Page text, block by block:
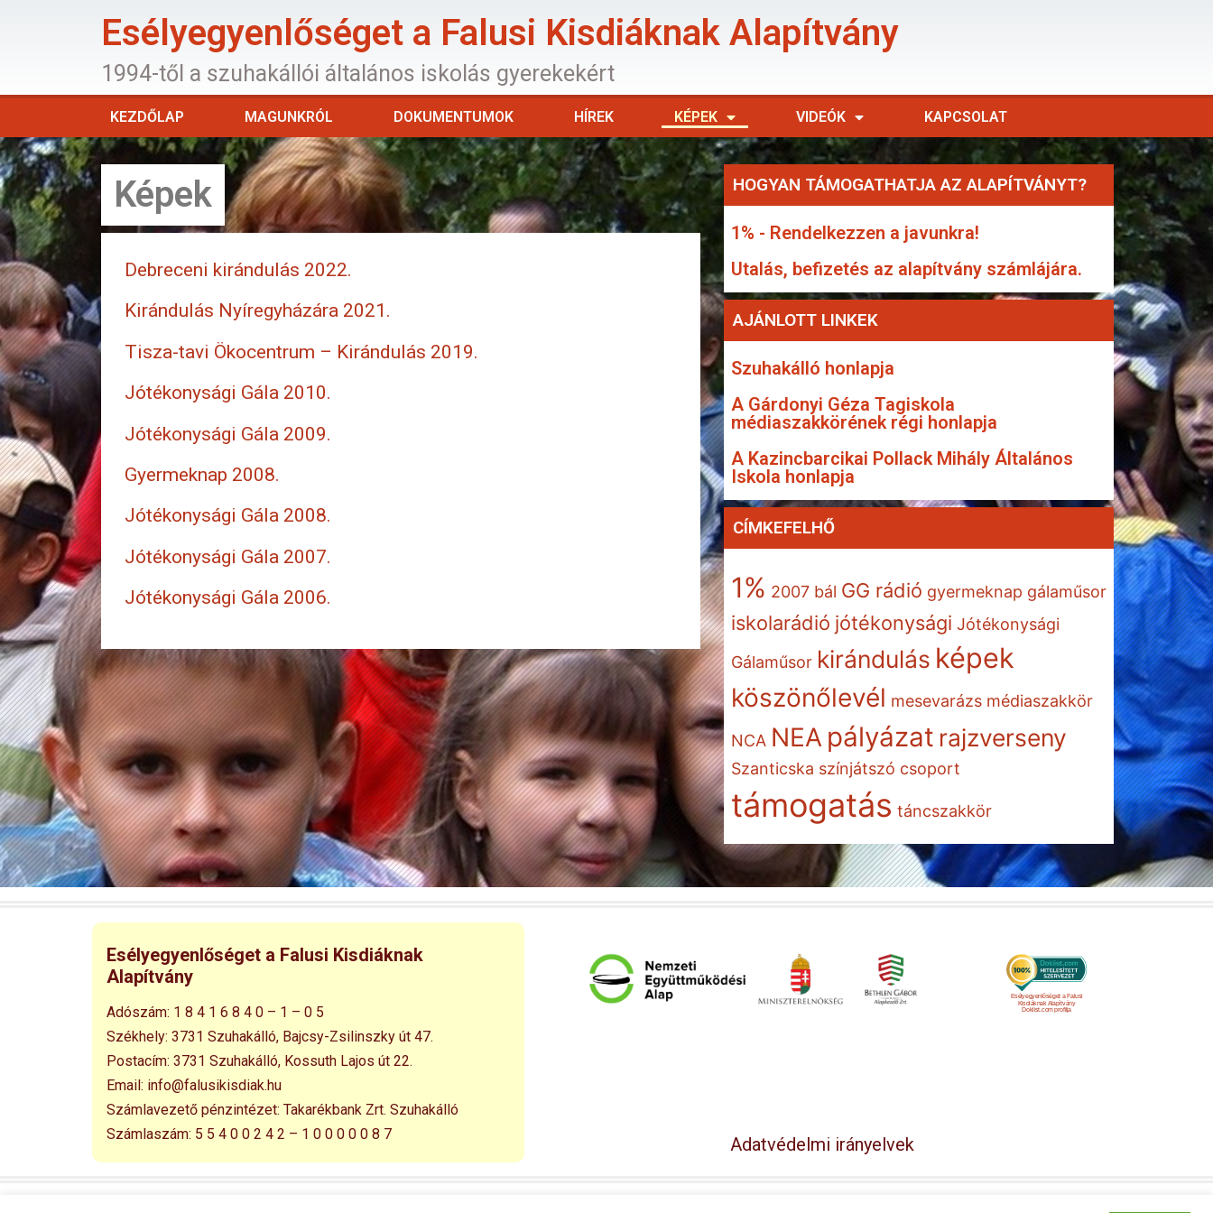
Esélyegyenlőséget a Falusi Kisdiáknak Alapítvány
1994-től a szuhakállói általános iskolás gyerekekért
KEZDŐLAP MAGUNKRÓL DOKUMENTUMOK HÍREK KÉPEK VIDEÓK KAPCSOLAT
Képek
Debreceni kirándulás 2022.
Kirándulás Nyíregyházára 2021.
Tisza-tavi Ökocentrum – Kirándulás 2019.
Jótékonysági Gála 2010.
Jótékonysági Gála 2009.
Gyermeknap 2008.
Jótékonysági Gála 2008.
Jótékonysági Gála 2007.
Jótékonysági Gála 2006.
HOGYAN TÁMOGATHATJA AZ ALAPÍTVÁNYT?
1% - Rendelkezzen a javunkra!
Utalás, befizetés az alapítvány számlájára.
AJÁNLOTT LINKEK
Szuhakálló honlapja
A Gárdonyi Géza Tagiskola
médiaszakkörének régi honlapja
A Kazincbarcikai Pollack Mihály Általános
Iskola honlapja
CÍMKEFELHŐ
1% 2007 bál GG rádió gyermeknap gálaműsor
iskolarádió jótékonysági Jótékonysági
Gálaműsor kirándulás képek
köszönőlevél mesevarázs médiaszakkör
NCA NEA pályázat rajzverseny
Szanticska színjátszó csoport
támogatás táncszakkör
Esélyegyenlőséget a Falusi Kisdiáknak
Alapítvány
Adószám: 1 8 4 1 6 8 4 0 – 1 – 0 5
Székhely: 3731 Szuhakálló, Bajcsy-Zsilinszky út 47.
Postacím: 3731 Szuhakálló, Kossuth Lajos út 22.
Email: info@falusikisdiak.hu
Számlavezető pénzintézet: Takarékbank Zrt. Szuhakálló
Számlaszám: 5 5 4 0 0 2 4 2 – 1 0 0 0 0 0 8 7
Esélyegyenlőséget a Falusi
Kisdiáknak Alapítvány
Doklist.com profilja
Adatvédelmi irányelvek